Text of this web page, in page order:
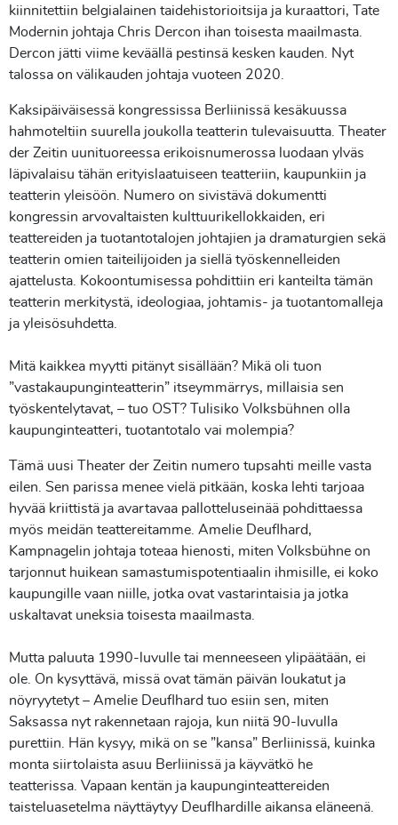
kiinnitettiin belgialainen taidehistorioitsija ja kuraattori, Tate
Modernin johtaja Chris Dercon ihan toisesta maailmasta.
Dercon jätti viime keväällä pestinsä kesken kauden. Nyt
talossa on välikauden johtaja vuoteen 2020.
Kaksipäiväisessä kongressissa Berliinissä kesäkuussa
hahmoteltiin suurella joukolla teatterin tulevaisuutta. Theater
der Zeitin uunituoreessa erikoisnumerossa luodaan ylväs
läpivalaisu tähän erityislaatuiseen teatteriin, kaupunkiin ja
teatterin yleisöön. Numero on sivistävä dokumentti
kongressin arvovaltaisten kulttuurikellokkaiden, eri
teattereiden ja tuotantotalojen johtajien ja dramaturgien sekä
teatterin omien taiteilijoiden ja siellä työskennelleiden
ajattelusta. Kokoontumisessa pohdittiin eri kanteilta tämän
teatterin merkitystä, ideologiaa, johtamis- ja tuotantomalleja
ja yleisösuhdetta.
Mitä kaikkea myytti pitänyt sisällään? Mikä oli tuon
”vastakaupunginteatterin” itseymmärrys, millaisia sen
työskentelytavat, – tuo OST? Tulisiko Volksbühnen olla
kaupunginteatteri, tuotantotalo vai molempia?
Tämä uusi Theater der Zeitin numero tupsahti meille vasta
eilen. Sen parissa menee vielä pitkään, koska lehti tarjoaa
hyvää kriittistä ja avartavaa pallotteluseinää pohdittaessa
myös meidän teattereitamme. Amelie Deuflhard,
Kampnagelin johtaja toteaa hienosti, miten Volksbühne on
tarjonnut huikean samastumispotentiaalin ihmisille, ei koko
kaupungille vaan niille, jotka ovat vastarintaisia ja jotka
uskaltavat uneksia toisesta maailmasta.
Mutta paluuta 1990-luvulle tai menneeseen ylipäätään, ei
ole. On kysyttävä, missä ovat tämän päivän loukatut ja
nöyryytetyt – Amelie Deuflhard tuo esiin sen, miten
Saksassa nyt rakennetaan rajoja, kun niitä 90-luvulla
purettiin. Hän kysyy, mikä on se ”kansa” Berliinissä, kuinka
monta siirtolaista asuu Berliinissä ja käyvätkö he
teatterissa. Vapaan kentän ja kaupunginteattereiden
taisteluasetelma näyttäytyy Deuflhardille aikansa eläneenä.